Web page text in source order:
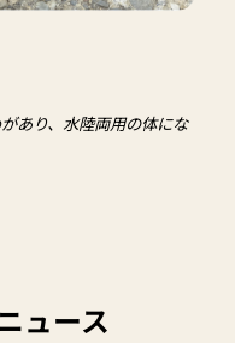
あり、水陸両用の体にな
ュース